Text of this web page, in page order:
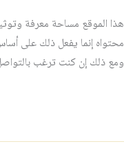
هذا الموقع مساحة معرفة
محتواه إنما يفعل ذلك على
ومع ذلك إن كنت ترغب